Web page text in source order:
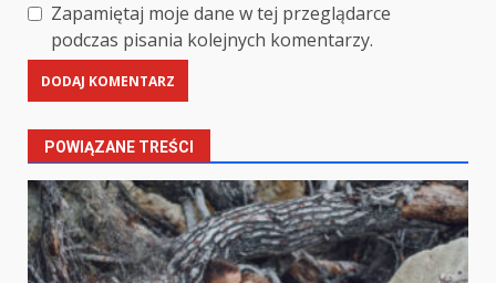
Zapamiętaj moje dane w tej przeglądarce
podczas pisania kolejnych komentarzy.
POWIĄZANE TREŚCI